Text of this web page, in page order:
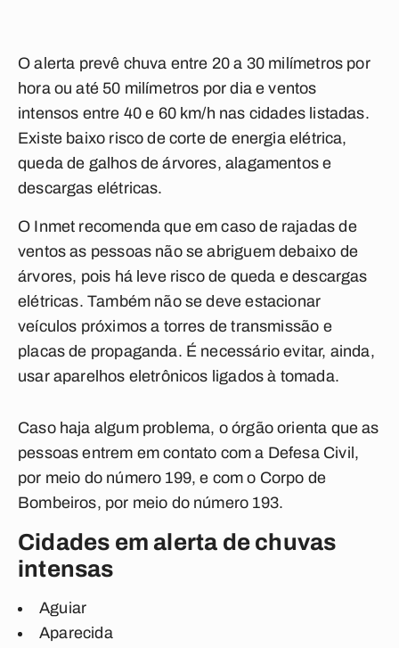
O alerta prevê chuva entre 20 a 30 milímetros por
hora ou até 50 milímetros por dia e ventos
intensos entre 40 e 60 km/h nas cidades listadas.
Existe baixo risco de corte de energia elétrica,
queda de galhos de árvores, alagamentos e
descargas elétricas.
O Inmet recomenda que em caso de rajadas de
ventos as pessoas não se abriguem debaixo de
árvores, pois há leve risco de queda e descargas
elétricas. Também não se deve estacionar
veículos próximos a torres de transmissão e
placas de propaganda. É necessário evitar, ainda,
usar aparelhos eletrônicos ligados à tomada.
Caso haja algum problema, o órgão orienta que as
pessoas entrem em contato com a Defesa Civil,
por meio do número 199, e com o Corpo de
Bombeiros, por meio do número 193.
Cidades em alerta de chuvas
intensas
Aguiar
Aparecida